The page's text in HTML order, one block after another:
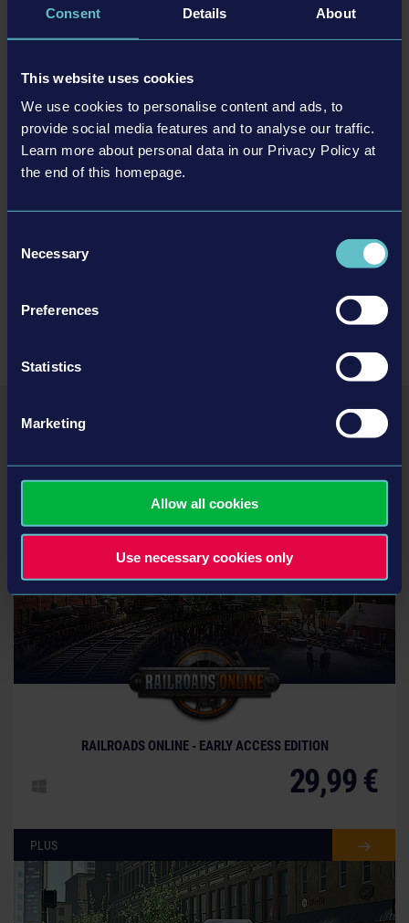
Consent Details About
This website uses cookies
We use cookies to personalise content and ads, to
provide social media features and to analyse our traffic.
Learn more about personal data in our Privacy Policy at
the end of this homepage.
Selection
Necessary
Preferences
Statistics
Marketing
Allow all cookies
Use necessary cookies only
Développeur : AESIR Interactive
©2025 astragon Entertainment GmbH ©2025 AESIR
Interactive GmbH ©2025 Unreal®, Unreal Engine™,
the circle-U logo and the Powered by Unreal Engine™
logo are trade­marks or registered trademarks of Epic
Games, Inc. in the USA and elsewhere. Portions of this
Interactive Data Visualization, Inc.). SpeedTree® is a
Inc. All rights reserved. Financially supported by the
Communauté
Discord
Facebook
Instagram
Steam
Les jeux suivants vous intéresseront peut-être
© [Translate to French:]
RAILROADS ONLINE - EARLY ACCESS EDITION
29,99 €
PLUS